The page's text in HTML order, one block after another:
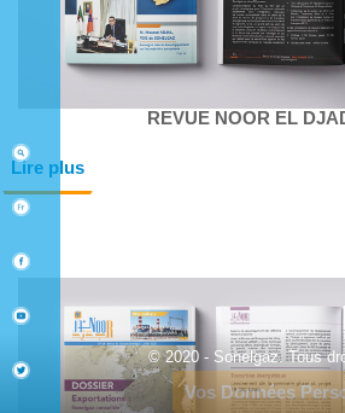
REVUE NOOR EL
Lire plus
© 2020 - Sonelgaz. Tous
Vos Données